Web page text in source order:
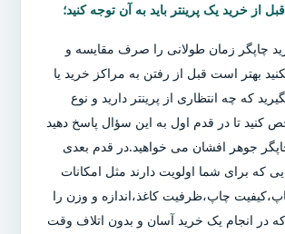
از خرید یک پرینتر باید به آن توجه کنید؛
چاپگر زمان طولانی را صرف مقایسه و
بهتر است قبل از رفتن به مراکز خرید یا
که چه انتظاری از پرینتر دارید و نوع
کنید تا در قدم اول به این سؤال پاسخ دهید
جوهر افشان می خواهید.در قدم بعدی
که برای شما اولویت دارند مثل امکانات
چاپ،ظرفیت کاغذ،اندازه و وزن را
که در انجام یک خرید آسان و بدون اتلاف وقت